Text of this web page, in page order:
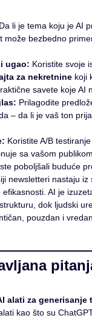
Da li je tema koju je AI
može bezbedno
ugao: Koristite svoje
za nekretnine koji
savete koje AI
Prilagodite
– da li je vaš ton
Koristite A/B
sa vašom
poboljšali buduće
newsletteri nastaju iz
AI je
dok ljudski
pouzdan i
alati za generisanje
kao što su